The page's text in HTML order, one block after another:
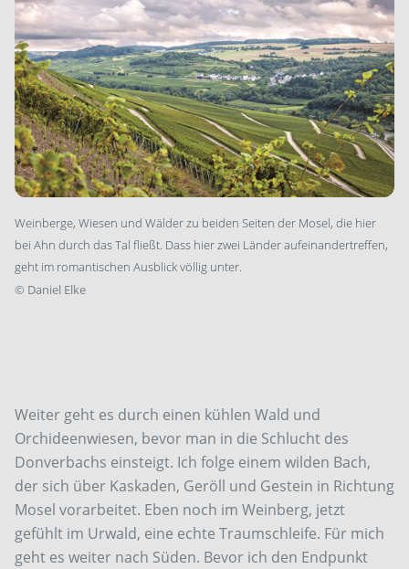
Weinberge, Wiesen und Wälder zu beiden Seiten der Mosel, die hier
bei Ahn durch das Tal fließt. Dass hier zwei Länder aufeinandertreffen,
geht im romantischen Ausblick völlig unter.
© Daniel Elke
Weiter geht es durch einen kühlen Wald und
Orchideenwiesen, bevor man in die Schlucht des
Donverbachs einsteigt. Ich folge einem wilden Bach,
der sich über Kaskaden, Geröll und Gestein in Richtung
Mosel vorarbeitet. Eben noch im Weinberg, jetzt
gefühlt im Urwald, eine echte Traumschleife. Für mich
geht es weiter nach Süden. Bevor ich den Endpunkt